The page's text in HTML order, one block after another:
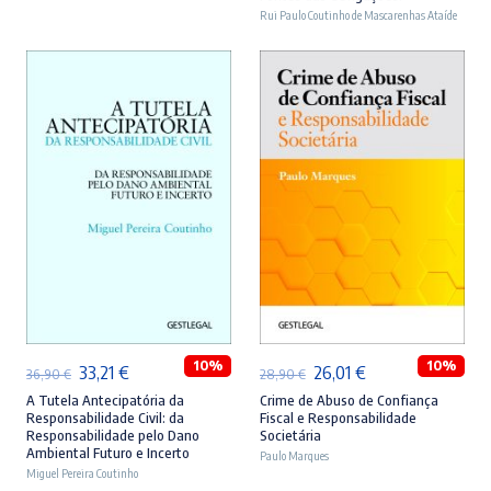
Rui Paulo Coutinho de Mascarenhas Ataíde
36,90€ O
preço
original
era:
33,21 €O
preço
atual
é:
10%
A Tutela Antecipatória da
Responsabilidade Civil: da
Responsabilidade pelo Dano
Ambiental Futuro e Incerto
Miguel Pereira Coutinho
ADICIONAR
28,90€ O
preço
original
era:
26,01 €O
preço
atual
10%
Crime de Abuso de Confiança
Fiscal e Responsabilidade
Societária
Paulo Marques